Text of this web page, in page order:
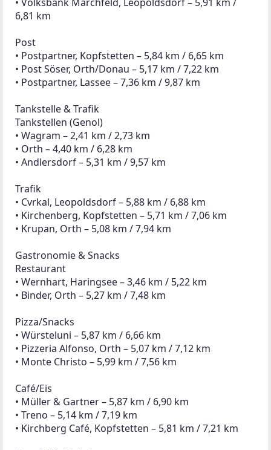
• Müller & Gartner – 5,87 km / 6,90 km
• Treno – 5,14 km / 7,19 km
Bars & Weinlokale
• Shamrock Pub – 5,85 km / 6,75 km
• Zur Jausnstubn, Orth – 5,19 km / 8,21 km
km
• Weingut Jahner, Wildungsmauer – 9,34 km / 28,73
km
Kinder & Schulen
• Fuchsenbigl – 2,01 km / 2,35 km
• Breitstetten – 2,57 km / 2,83 km
• Haringsee – 3,42 km / 5,19 km
• Haringsee – 3,49 km / 5,26 km
• Orth/Donau – 4,84 km / 6,88 km
• Leopoldsdorf – 5,81 km / 7,33 km
• Leopoldsdorf – 5,89 km / 6,81 km
• Orth/Donau – 5,13 km / 7,40 km
• Lassee – 8,10 km / 11,12 km
Museum
• museumOrth – 5,22 km / 7,30 km
Bibliotheken